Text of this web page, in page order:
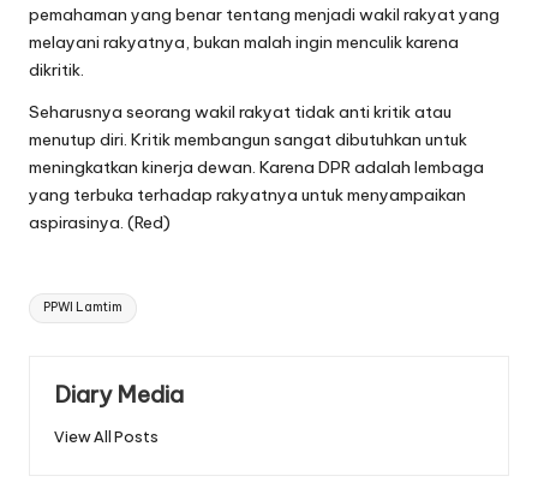
pemahaman yang benar tentang menjadi wakil rakyat yang
melayani rakyatnya, bukan malah ingin menculik karena
dikritik.
Seharusnya seorang wakil rakyat tidak anti kritik atau
menutup diri. Kritik membangun sangat dibutuhkan untuk
meningkatkan kinerja dewan. Karena DPR adalah lembaga
yang terbuka terhadap rakyatnya untuk menyampaikan
aspirasinya. (Red)
Tags:
PPWI Lamtim
Diary Media
View All Posts